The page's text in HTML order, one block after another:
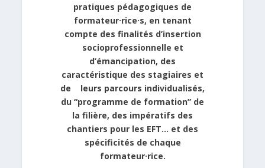
pratiques pédagogiques de
formateur·rice·s, en tenant
compte des finalités d’insertion
socioprofessionnelle et
d’émancipation, des
caractéristique des stagiaires et
de leurs parcours individualisés,
du “programme de formation” de
la filière, des impératifs des
chantiers pour les EFT… et des
spécificités de chaque
formateur·rice.